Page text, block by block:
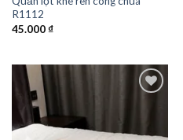
R1112
45.000₫